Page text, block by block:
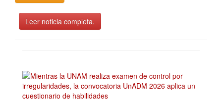
Leer noticia completa.